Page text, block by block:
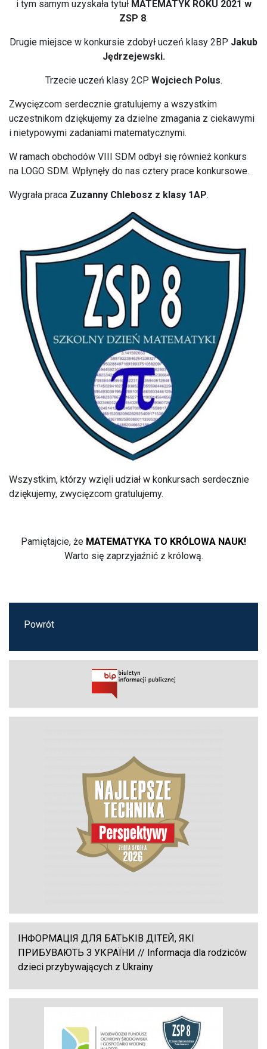
i tym samym uzyskała tytuł MATEMATYK ROKU 2021 w
ZSP 8.
Drugie miejsce w konkursie zdobył uczeń klasy 2BP Jakub
Jędrzejewski.
Trzecie uczeń klasy 2CP Wojciech Polus.
Zwycięzcom serdecznie gratulujemy a wszystkim
uczestnikom dziękujemy za dzielne zmagania z ciekawymi
i nietypowymi zadaniami matematycznymi.
W ramach obchodów VIII SDM odbył się również konkurs
na LOGO SDM. Wpłynęły do nas cztery prace konkursowe.
Wygrała praca Zuzanny Chlebosz z klasy 1AP.
Wszystkim, którzy wzięli udział w konkursach serdecznie
dziękujemy, zwycięzcom gratulujemy.
Pamiętajcie, że MATEMATYKA TO KRÓLOWA NAUK!
Warto się zaprzyjaźnić z królową.
Powrót
ІНФОРМАЦІЯ ДЛЯ БАТЬКІВ ДІТЕЙ, ЯКІ
ПРИБУВАЮТЬ З УКРАЇНИ // Informacja dla rodziców
dzieci przybywających z Ukrainy